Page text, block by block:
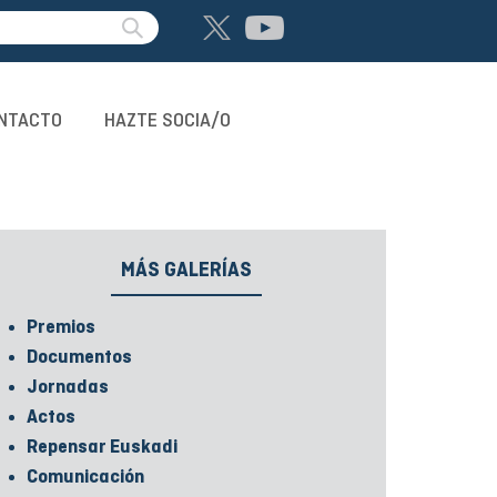
HAZTE SOCIA/O
MÁS GALERÍAS
Premios
Documentos
Jornadas
Actos
Repensar Euskadi
Comunicación